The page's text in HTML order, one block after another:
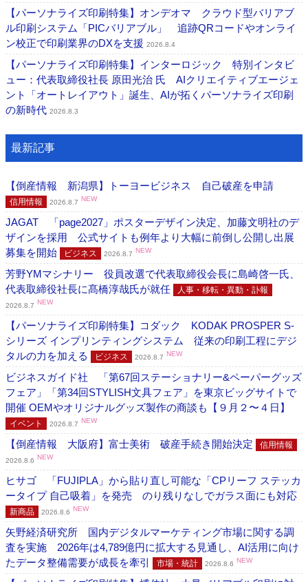
【パーソナライズ印刷特集】オンデオマ クラウド型バリアブ
ル印刷システム「PICバリアブル」 追跡QRコードやオンライ
ン校正で印刷業界のDXを支援 2026.8.4
【パーソナライズ印刷特集】インターロジック 特別インタビ
ュー：代表取締役社長 原田光治 氏 AIクリエイティブエージェ
ント「オートレイアウト」誕生、AIが拓くパーソナライズ印刷
の新時代 2026.8.3
最新記事
【倒産情報 新潟県】トーヨービジネス 自己破産を申請
信用情報 2026.8.7 NEW
JAGAT 「page2027」ポスターデザイン決定、加藤文明社のデ
ザインを採用 公式サイトも例年より大幅に前倒し公開し出展
募集を開始
ビジネス 2026.8.7 NEW
芳野YMマシナリー 役員改選で代表取締役会長に島崎啓一氏、
代表取締役社長に髙橋淳哉氏が就任
人事・移転・異動・訃報
2026.8.7 NEW
【パーソナライズ印刷特集】コダック KODAK PROSPER S-
シリーズ インプリンティングシステム 従来の印刷工程にデジ
タルの力を加える
ビジネス 2026.8.7 NEW
ビジネスガイド社 「第67回ステーショナリー&ペーパーグッズ
フェア」「第34回STYLISH文具フェア」を東京ビッグサイトで
開催 OEMやオリジナルグッズ製作の商談も【９月２〜４日】
イベント 2026.8.7 NEW
【倒産情報 大阪府】富士美術 破産手続き開始決定 信用情報
2026.8.6 NEW
ヒサゴ 「FUJIPLA」から貼り直し可能な「CPリーフ ステッカ
ータイプ 自己吸着」を発売 のり残りなしでガラス面にも対応
新商品 2026.8.6 NEW
矢野経済研究所 国内デジタルマーケティング市場に関する調
査を実施 2026年は4,789億円に拡大する見通し、AI活用に向け
たデータ整備需要が成長を牽引
市場・統計 2026.8.6 NEW